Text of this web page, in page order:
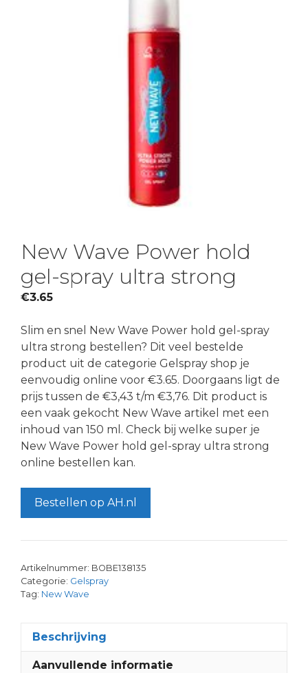
New Wave Power hold
gel-spray ultra strong
€3.65
Slim en snel New Wave Power hold gel-spray
ultra strong bestellen? Dit veel bestelde
product uit de categorie Gelspray shop je
eenvoudig online voor €3.65. Doorgaans ligt de
prijs tussen de €3,43 t/m €3,76. Dit product is
een vaak gekocht New Wave artikel met een
inhoud van 150 ml. Check bij welke super je
New Wave Power hold gel-spray ultra strong
online bestellen kan.
Bestellen op AH.nl
Artikelnummer: BOBE138135
Categorie: Gelspray
Tag: New Wave
Beschrijving
Aanvullende informatie